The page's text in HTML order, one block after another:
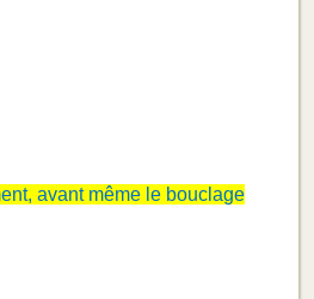
avant même le bouclage